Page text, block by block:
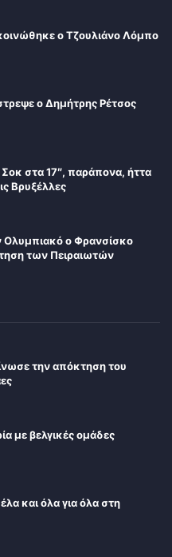
ο Τζουλιάνο Λόμπο
ο Δημήτρης Ρέτσος
στα 17″, παράπονα, ήττα
Βρυξέλλες
Ολυμπιακό ο Φρανσίσκο
των Πειραιωτών
την απόκτηση του
με βελγικές ομάδες
και όλα για όλα στη